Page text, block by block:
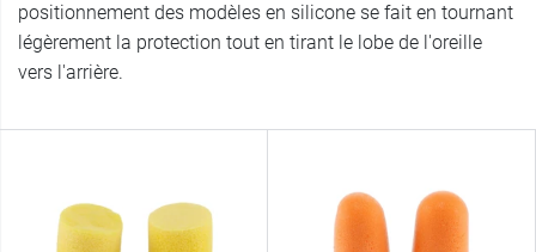
positionnement des modèles en silicone se fait en tournant
légèrement la protection tout en tirant le lobe de l'oreille
vers l'arrière.